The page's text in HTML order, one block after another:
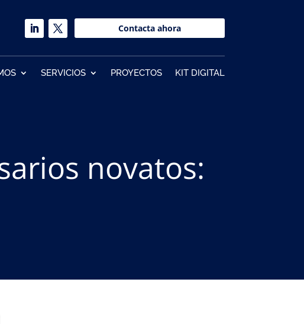
Contacta ahora
SERVICIOS PROYECTOS KIT DIGITAL
novatos: